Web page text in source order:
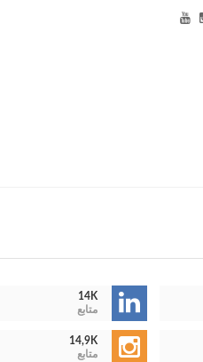
14K
متابع
14,9K
متابع